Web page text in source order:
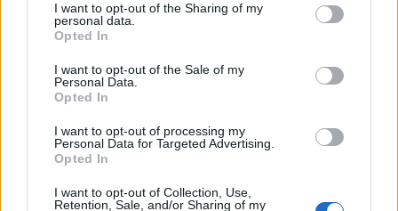
I want to opt-out of the Sharing of my
personal data.
Opted In
I want to opt-out of the Sale of my
Personal Data.
Opted In
I want to opt-out of processing my
Personal Data for Targeted Advertising.
Opted In
I want to opt-out of Collection, Use,
Retention, Sale, and/or Sharing of my
Το FIAT 500 Hybrid τώρα από
18.990 ευρώ
Ατρόμητος και Novibet
2028
18η συνεχόμενη χρονιά για τον ΟΤΕ στη διεθνή σειρά δεικτών
FTSE4Good